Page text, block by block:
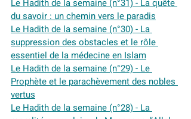
Le Hadith de la semaine (n°31) - La quête
du savoir : un chemin vers le paradis
Le Hadith de la semaine (n°30) - La
suppression des obstacles et le rôle
essentiel de la médecine en Islam
Le Hadith de la semaine (n°29) - Le
Prophète et le parachèvement des nobles
vertus
Le Hadith de la semaine (n°28) - La